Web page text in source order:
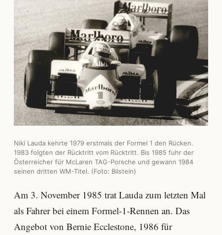
Niki Lauda kehrte 1979 erstmals der Formel 1 den Rücken.
1983 folgten der Rücktritt vom Rücktritt. Bis 1985 fuhr der
Österreicher für McLaren TAG-Porsche und gewann 1984
seinen dritten WM-Titel. (Foto: Bilstein)
Am 3. November 1985 trat Lauda zum letzten Mal
als Fahrer bei einem Formel-1-Rennen an. Das
Angebot von Bernie Ecclestone, 1986 für